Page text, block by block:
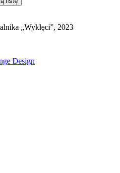
„Wyklęci”, 2023
Design